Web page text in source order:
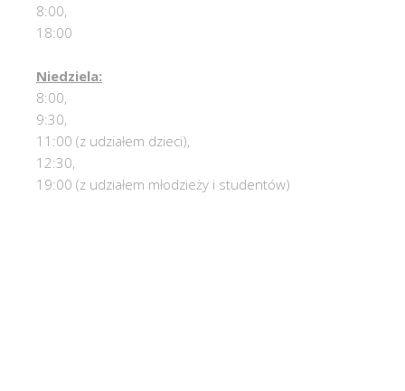
8:00,
18:00
Niedziela:
8:00,
9:30,
11:00 (z udziałem dzieci),
12:30,
19:00 (z udziałem młodzieży i studentów)